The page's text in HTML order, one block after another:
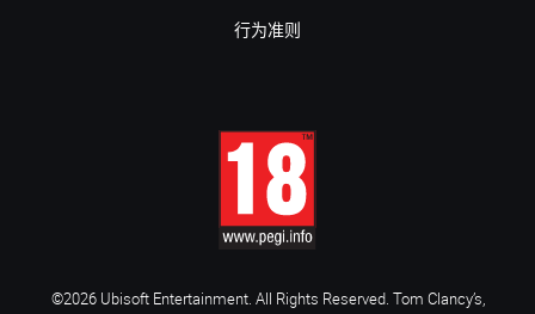
行为准则
©2026 Ubisoft Entertainment. All Rights Reserved. Tom Clancy’s,